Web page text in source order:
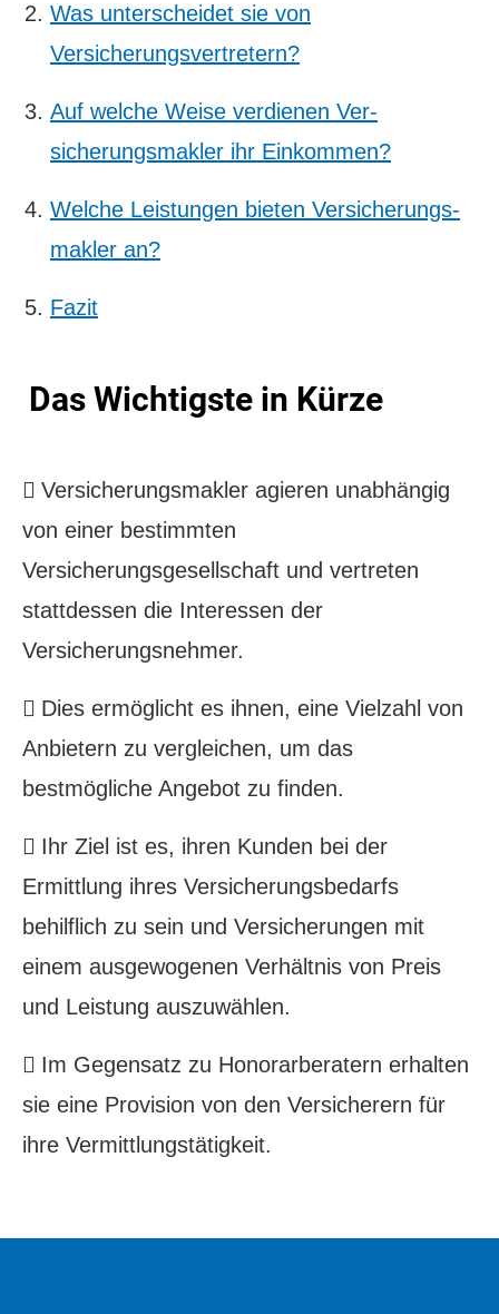
Was unterscheidet sie von
Versicherungsvertretern?
Auf welche Weise verdienen Ver­
sicherungs­makler ihr Einkommen?
Welche Leistungen bieten Ver­sicherungs­
makler an?
Fazit
Das Wichtigste in Kürze
Ver­sicherungs­makler agieren unabhängig
von einer bestimmten
Versicherungsgesellschaft und vertreten
stattdessen die Interessen der
Versicherungsnehmer.
Dies ermöglicht es ihnen, eine Vielzahl von
Anbietern zu ver­gleichen, um das
bestmögliche Angebot zu finden.
Ihr Ziel ist es, ihren Kunden bei der
Ermittlung ihres Versicherungsbedarfs
behilflich zu sein und Versicherungen mit
einem ausgewogenen Verhältnis von Preis
und Leistung auszuwählen.
Im Gegensatz zu Honorarberatern erhalten
sie eine Provision von den Versicherern für
ihre Vermittlungstätigkeit.